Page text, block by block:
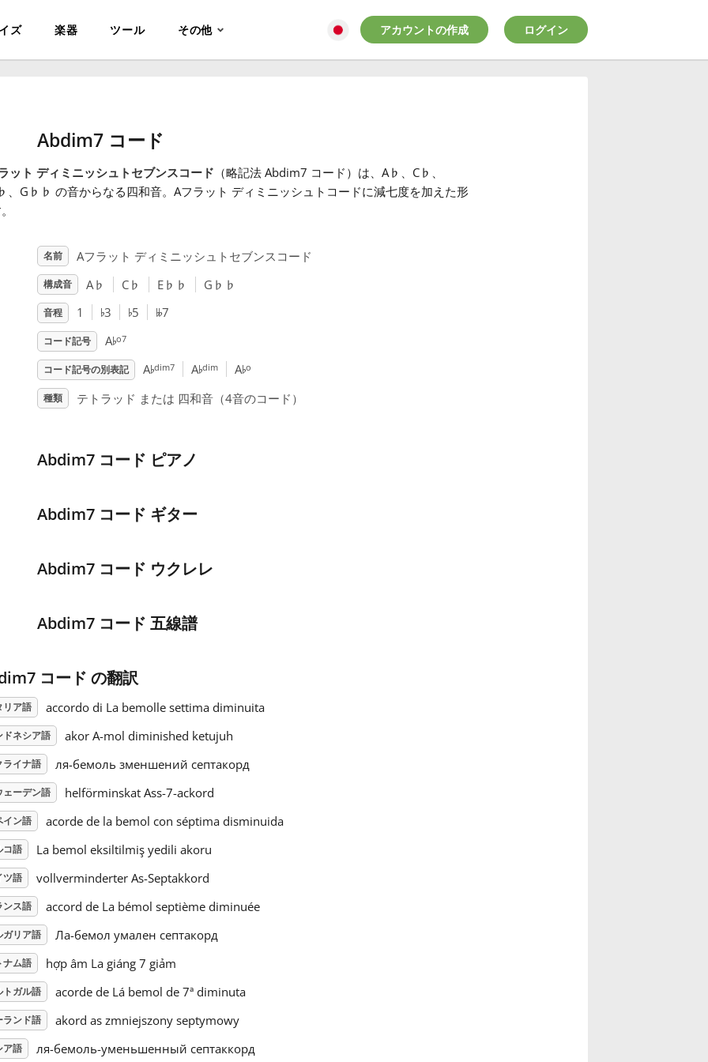
ズ 楽器 ツール その他 アカウントの作成 ログイン
Abdim7 コード
ット ディミニッシュトセブンスコード （略記法 Abdim7 コード）は、A♭ 、C♭ 、
♭ 、G ♭ ♭ の音からなる四和音。Aフラット ディミニッシュトコードに減七度を加えた形
名前 Aフラット ディミニッシュトセブンスコード
構成音 A♭ C♭ E♭ ♭ G ♭ ♭
音程 1 ♭3 ♭5 𝄫7
コード記号 A♭o7
コード記号の別表記 A♭dim7 A♭dim A♭o
種類 テトラッド または 四和音（4音のコード）
Abdim7 コード ピアノ
Abdim7 コード ギター
Abdim7 コード ウクレレ
Abdim7 コード 五線譜
コード の翻訳
リア語 accordo di La bemolle settima diminuita
ドネシア語 akor A-mol diminished ketujuh
ライナ語 ля-бемоль зменшений септакорд
ェーデン語 helförminskat Ass-7-ackord
イン語 acorde de la bemol con séptima disminuida
コ語 La bemol eksiltilmiş yedili akoru
ツ語 vollverminderter As-Septakkord
ンス語 accord de La bémol septième diminuée
ガリア語 Ла-бемол умален септакорд
ナム語 hợp âm La giáng 7 giảm
トガル語 acorde de Lá bemol de 7ª diminuta
ランド語 akord as zmniejszony septymowy
ア語 ля-бемоль-уменьшенный септаккорд